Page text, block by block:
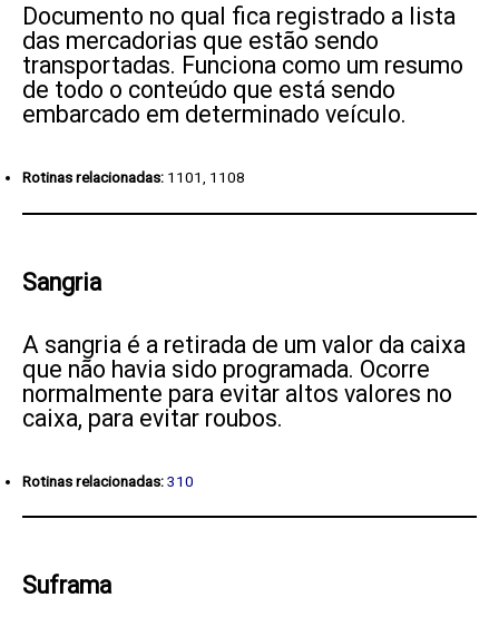
Documento no qual fica registrado a lista
das mercadorias que estão sendo
transportadas. Funciona como um resumo
de todo o conteúdo que está sendo
embarcado em determinado veículo.
Rotinas relacionadas: 1101 , 1108
Sangria
A sangria é a retirada de um valor da caixa
que não havia sido programada. Ocorre
normalmente para evitar altos valores no
caixa, para evitar roubos.
Rotinas relacionadas:310
Suframa